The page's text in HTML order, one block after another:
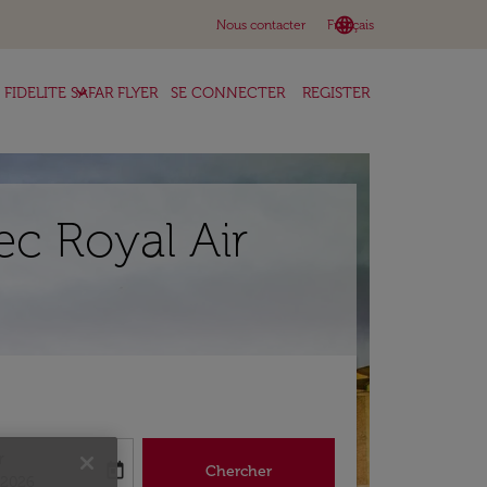
Nous contacter language
Français
keyboard_arrow_down
FIDELITE SAFAR FLYER
keyboard_arrow_down SE CONNECTER REGISTER
Royal Air
return-date-aria-label
today Chercher